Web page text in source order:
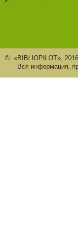
© «BIBLIOPILOT»,
Вся информация,